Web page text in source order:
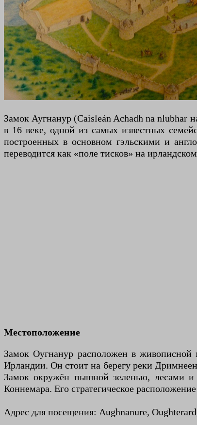
Замок Аугнанур (Caisleán Achadh na nlubhar
в 16 веке, одной из самых известных
построенных в основном гэльскими и
переводится как «поле тисков» на
Местоположение
Замок Оугнанур расположен в живописной
Ирландии. Он стоит на берегу реки
Замок окружён пышной зеленью, лесами и
Коннемара. Его стратегическое
Адрес для посещения: Aughnanure,